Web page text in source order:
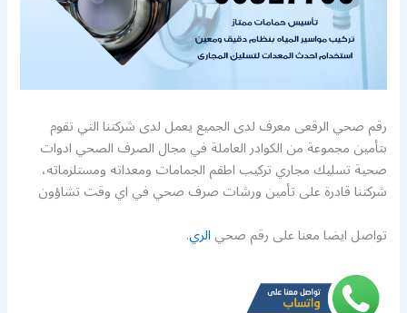
رقم صحي الرقعى معرف لدى الجميع يعمل لدى شركتنا التي تقوم
بتأمين مجموعة من الكوادر العاملة في مجال الصرف الصحي ادوات
صحية تسليك مجاري تركيب اطقم الجمامات ومعداته ومستلزماته،
شركتنا قادرة على تأمين ورشات صرف صحي في اي وقت تشاؤون
تواصل ايضا معنا على رقم صحيالري.